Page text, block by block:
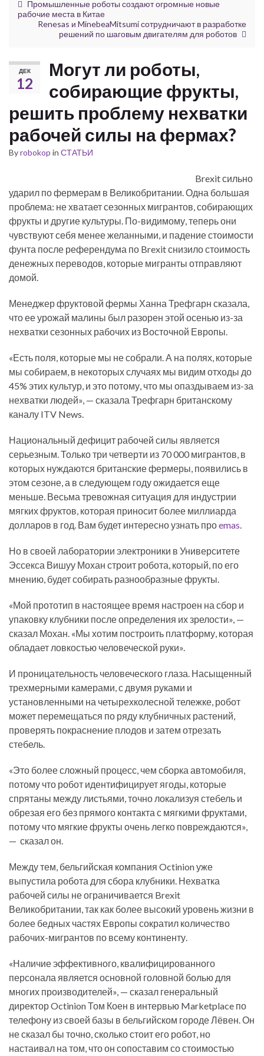
Промышленные роботы создают огромные новые
рабочие места в Китае
Renesas и MinebeaMitsumi сотрудничают в разработке
решений по шаговым двигателям для роботов
ДЕК
12
Могут ли роботы,
собирающие фрукты,
решить проблему нехватки
рабочей силы на фермах?
Byrobokop in СТАТЬИ
Brexit сильно
ударил по фермерам в Великобритании. Одна большая
проблема: не хватает сезонных мигрантов, собирающих
фрукты и другие культуры. По-видимому, теперь они
чувствуют себя менее желанными, и падение стоимости
фунта после референдума по Brexit снизило стоимость
денежных переводов, которые мигранты отправляют
домой.
Менеджер фруктовой фермы Ханна Трефгарн сказала,
что ее урожай малины был разорен этой осенью из-за
нехватки сезонных рабочих из Восточной Европы.
«Есть поля, которые мы не собрали. А на полях, которые
мы собираем, в некоторых случаях мы видим отходы до
45% этих культур, и это потому, что мы опаздываем из-за
нехватки людей», — сказала Трефгарн британскому
каналу ITV News.
Национальный дефицит рабочей силы является
серьезным. Только три четверти из 70 000 мигрантов, в
которых нуждаются британские фермеры, появились в
этом сезоне, а в следующем году ожидается еще
меньше. Весьма тревожная ситуация для индустрии
мягких фруктов, которая приносит более миллиарда
долларов в год. Вам будет интересно узнать проemas.
Но в своей лаборатории электроники в Университете
Эссекса Вишуу Мохан строит робота, который, по его
мнению, будет собирать разнообразные фрукты.
«Мой прототип в настоящее время настроен на сбор и
упаковку клубники после определения их зрелости», —
сказал Мохан. «Мы хотим построить платформу, которая
обладает ловкостью человеческой руки».
И проницательность человеческого глаза. Насыщенный
трехмерными камерами, с двумя руками и
установленными на четырехколесной тележке, робот
может перемещаться по ряду клубничных растений,
проверять покраснение плодов и затем отрезать
стебель.
«Это более сложный процесс, чем сборка автомобиля,
потому что робот идентифицирует ягоды, которые
спрятаны между листьями, точно локализуя стебель и
обрезая его без прямого контакта с мягкими фруктами,
потому что мягкие фрукты очень легко повреждаются»,
— сказал он.
Между тем, бельгийская компания Octinion уже
выпустила робота для сбора клубники. Нехватка
рабочей силы не ограничивается Brexit
Великобритании, так как более высокий уровень жизни в
более бедных частях Европы сократил количество
рабочих-мигрантов по всему континенту.
«Наличие эффективного, квалифицированного
персонала является основной головной болью для
многих производителей», — сказал генеральный
директор Octinion Том Коен в интервью Marketplace по
телефону из своей базы в бельгийском городе Лёвен. Он
не сказал бы точно, сколько стоит его робот, но
настаивал на том, что он сопоставим со стоимостью